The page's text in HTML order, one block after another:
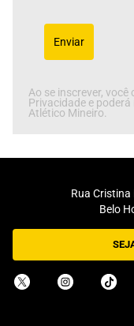
Enviar
Ao se inscrever,
Privacidade e
Atlético Mineiro.
Rua Cristina
Belo